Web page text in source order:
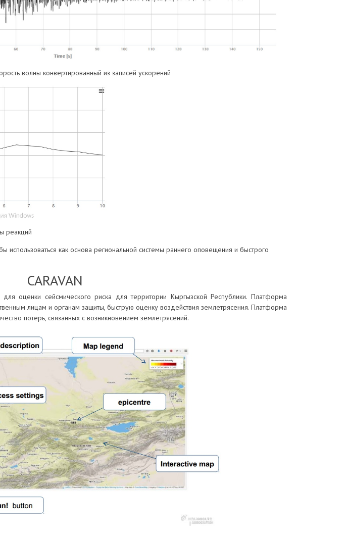
волны конвертированный из записей ускорений
реакций
использоваться как основа региональной системы раннего оповещения и быстрого
CARAVAN
оценки сейсмического риска для территории Кыргызской Республики. Платформа
лицам и органам защиты, быструю оценку воздействия землетрясения. Платформа
потерь, связанных с возникновением землетрясений.